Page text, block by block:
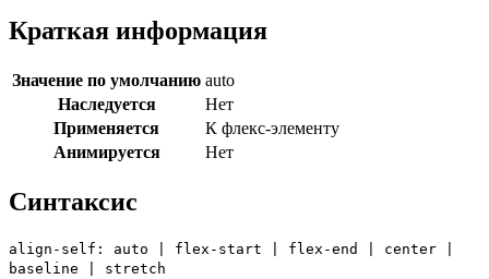
Краткая информация
Значение по умолчанию auto
Наследуется
Нет
Применяется
К флекс-элементу
Анимируется
Нет
Синтаксис
align-self: auto | flex-start | flex-end | center |
baseline | stretch